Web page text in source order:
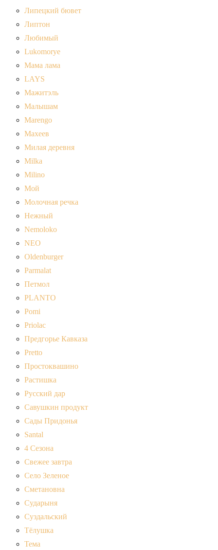
Липецкий бювет
Липтон
Любимый
Lukomorye
Мама лама
LAYS
Мажитэль
Малышам
Marengo
Махеев
Милая деревня
Milka
Milino
Мой
Молочная речка
Нежный
Nemoloko
NEO
Oldenburger
Parmalat
Петмол
PLANTO
Pomi
Priolac
Предгорье Кавказа
Pretto
Простоквашино
Растишка
Русский дар
Савушкин продукт
Сады Придонья
Santal
4 Сезона
Свежее завтра
Село Зеленое
Сметановна
Сударыня
Суздальский
Тёлушка
Тема